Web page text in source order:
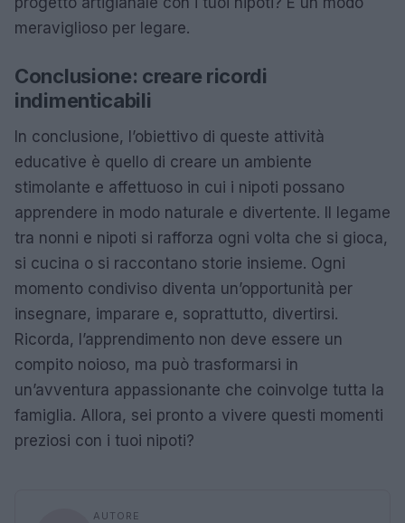
meraviglioso per legare.
Conclusione: creare ricordi
indimenticabili
In conclusione, l’obiettivo di queste attività
educative è quello di creare un ambiente
stimolante e affettuoso in cui i nipoti possano
apprendere in modo naturale e divertente. Il legame
tra nonni e nipoti si rafforza ogni volta che si gioca,
si cucina o si raccontano storie insieme. Ogni
momento condiviso diventa un’opportunità per
insegnare, imparare e, soprattutto, divertirsi.
Ricorda, l’apprendimento non deve essere un
compito noioso, ma può trasformarsi in
un’avventura appassionante che coinvolge tutta la
famiglia. Allora, sei pronto a vivere questi momenti
preziosi con i tuoi nipoti?
AUTORE